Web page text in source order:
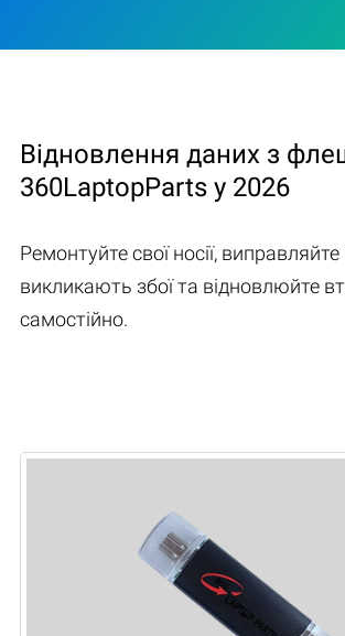
Відновлення даних з
360LaptopParts у 2026
Ремонтуйте свої носії,
викликають збої та відновлюйте
самостійно.